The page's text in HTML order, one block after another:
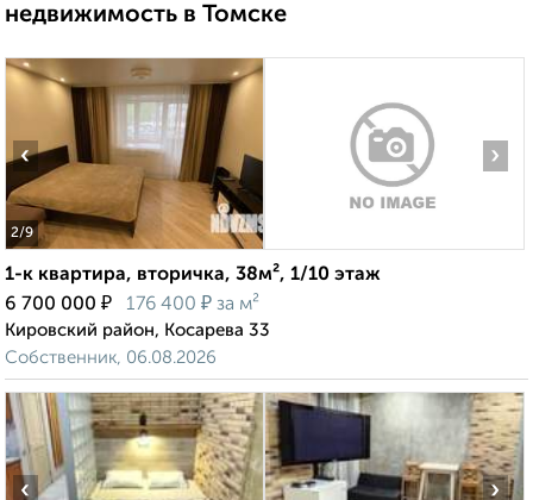
недвижимость в Томске
2/9
‹ ›
1-к квартира, вторичка, 38м², 1/10 этаж
6 700 000 ₽ 176 400 ₽ за м²
Кировский район, Косарева 33
Собственник, 06.08.2026
‹ ›